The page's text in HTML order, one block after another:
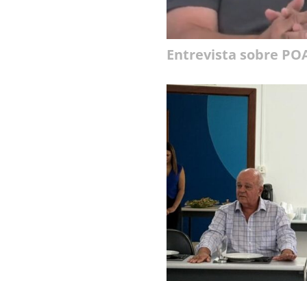
Entrevista sobre